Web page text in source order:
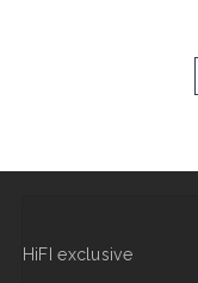
HiFI exclusive